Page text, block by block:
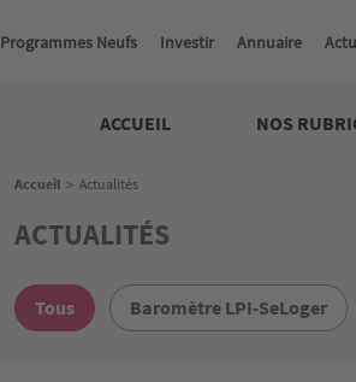
Programmes Neufs Investir Annuaire
ACCUEIL
NOS
Fil
Accueil > Actualités
ACTUALITÉS
Tous Baromètre LPI-SeLoger